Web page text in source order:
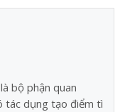
là bộ phận quan
tác dụng tạo điểm tì